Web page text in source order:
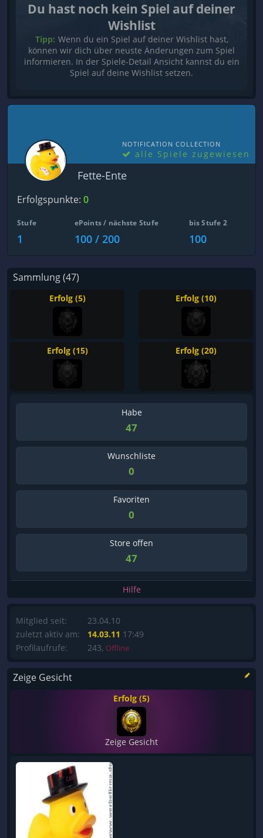
Du hast noch kein Spiel auf deiner
Wishlist
Tipp: Wenn du ein Spiel auf deiner Wishlist hast,
können wir dich über neuste Änderungen zum Spiel
informieren. In der Spiele-Detail Ansicht kannst du ein
Spiel auf deine Wishlist setzen.
NOTIFICATION COLLECTION
alle Spiele zugewiesen
Fette-Ente
Erfolgspunkte: 0
Stufe
1
ePoints / nächste Stufe
100 / 200
bis Stufe 2
100
Sammlung (47)
Erfolg (5) Erfolg (10)
Erfolg (15) Erfolg (20)
Habe
47
Wunschliste
0
Favoriten
0
Store offen
47
Hilfe
Mitglied seit:
zuletzt aktiv am:
Profilaufrufe:
23.04.10
14.03.11 17:49
243, Offline
Zeige Gesicht
Erfolg (5)
Zeige Gesicht